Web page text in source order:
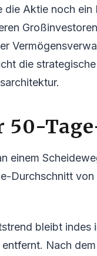
Aktie noch
die
50-
einem
Durchschnitt
bleibt
Nach